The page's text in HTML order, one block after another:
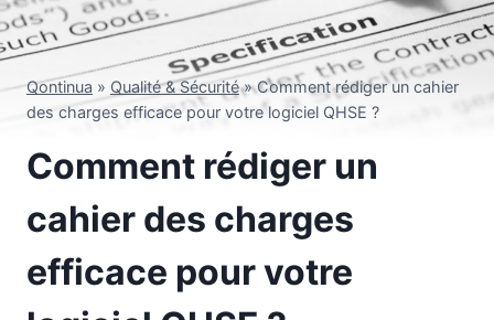
Qontinua » Qualité & Sécurité»Comment rédiger un cahier
des charges efficace pour votre logiciel QHSE ?
Comment rédiger un
cahier des charges
efficace pour votre